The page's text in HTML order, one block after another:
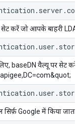
करें जो आपके बाहरी LDAP
baseDN वैल्यू पर सेट
Google में किया जाता है.